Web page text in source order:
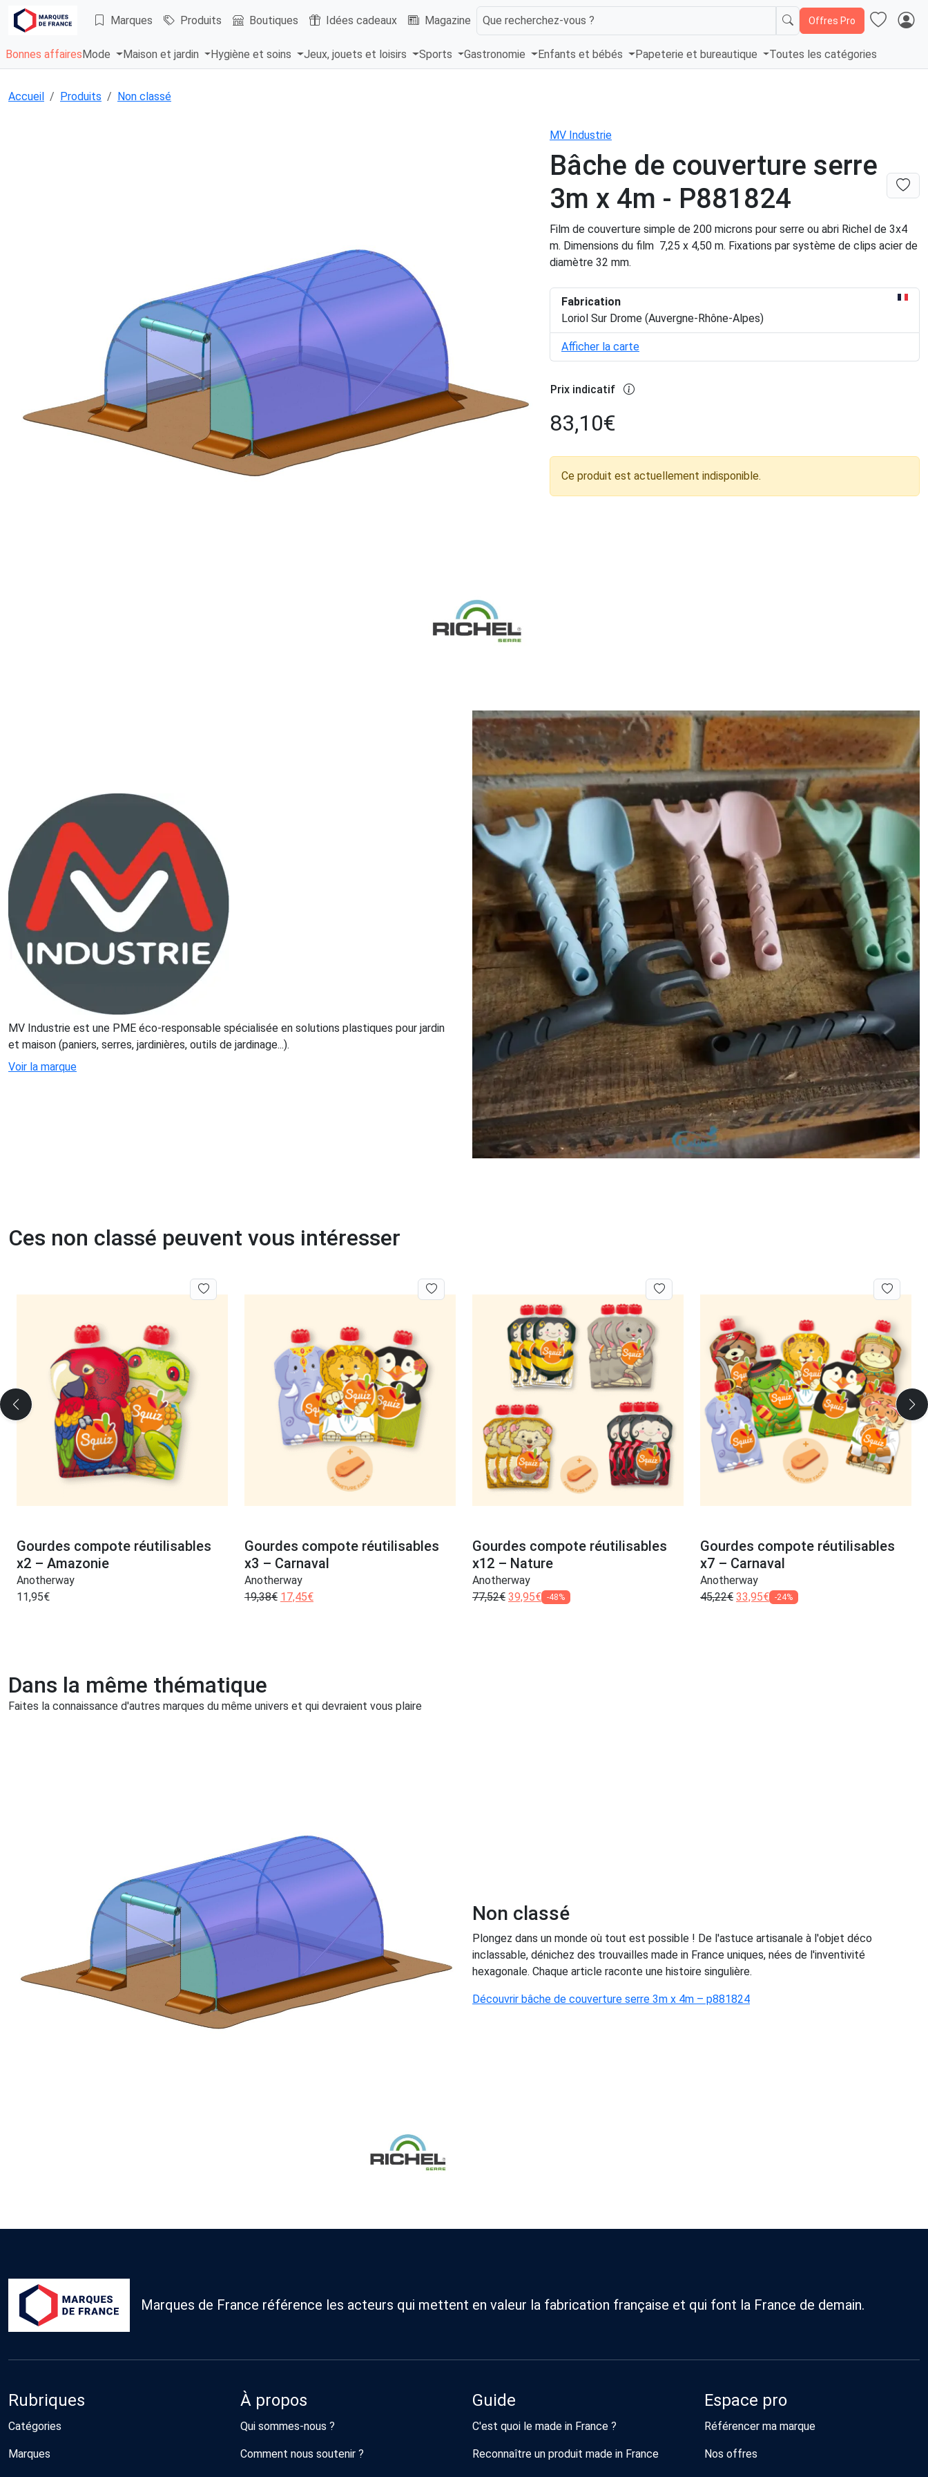
Marques Produits Boutiques Idées cadeaux Magazine Que recherchez-vous ? Offres Pro
Bonnes affaires Mode Maison et jardin Hygiène et soins Jeux, jouets et loisirs Sports Gastronomie Enfants et bébés Papeterie et bureautique Toutes les catégories
Accueil Produits Non classé
MV Industrie
Bâche de couverture serre
3m x 4m - P881824
Film de couverture simple de 200 microns pour serre ou abri Richel de 3x4
m. Dimensions du film 7,25 x 4,50 m. Fixations par système de clips acier de
diamètre 32 mm.
Fabrication
Loriol Sur Drome (Auvergne-Rhône-Alpes)
Afficher la carte
Prix indicatif
83,10€
Ce produit est actuellement indisponible.
MV Industrie est une PME éco-responsable spécialisée en solutions plastiques pour jardin
et maison (paniers, serres, jardinières, outils de jardinage...).
Voir la marque
Ces non classé peuvent vous intéresser
Gourdes compote réutilisables
x2 – Amazonie
Anotherway
11,95€
Gourdes compote réutilisables
x3 – Carnaval
Anotherway
19,38€ 17,45€
Gourdes compote réutilisables
x12 – Nature
Anotherway
77,52€ 39,95€ -48%
Gourdes compote réutilisables
x7 – Carnaval
Anotherway
45,22€ 33,95€ -24%
Dans la même thématique
Faites la connaissance d'autres marques du même univers et qui devraient vous plaire
Non classé
Plongez dans un monde où tout est possible ! De l'astuce artisanale à l'objet déco
inclassable, dénichez des trouvailles made in France uniques, nées de l'inventivité
hexagonale. Chaque article raconte une histoire singulière.
Découvrir bâche de couverture serre 3m x 4m – p881824
Marques de France référence les acteurs qui mettent en valeur la fabrication française et qui font la France de demain.
Rubriques
Catégories
Marques
À propos
Qui sommes-nous ?
Comment nous soutenir ?
Guide
C'est quoi le made in France ?
Reconnaître un produit made in France
Espace pro
Référencer ma marque
Nos offres